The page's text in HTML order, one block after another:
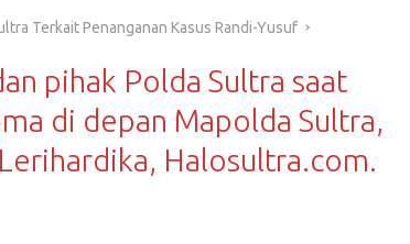
Terkait Penanganan Kasus Randi-Yusuf
pihak Polda Sultra saat
di depan Mapolda Sultra,
Halosultra.com.